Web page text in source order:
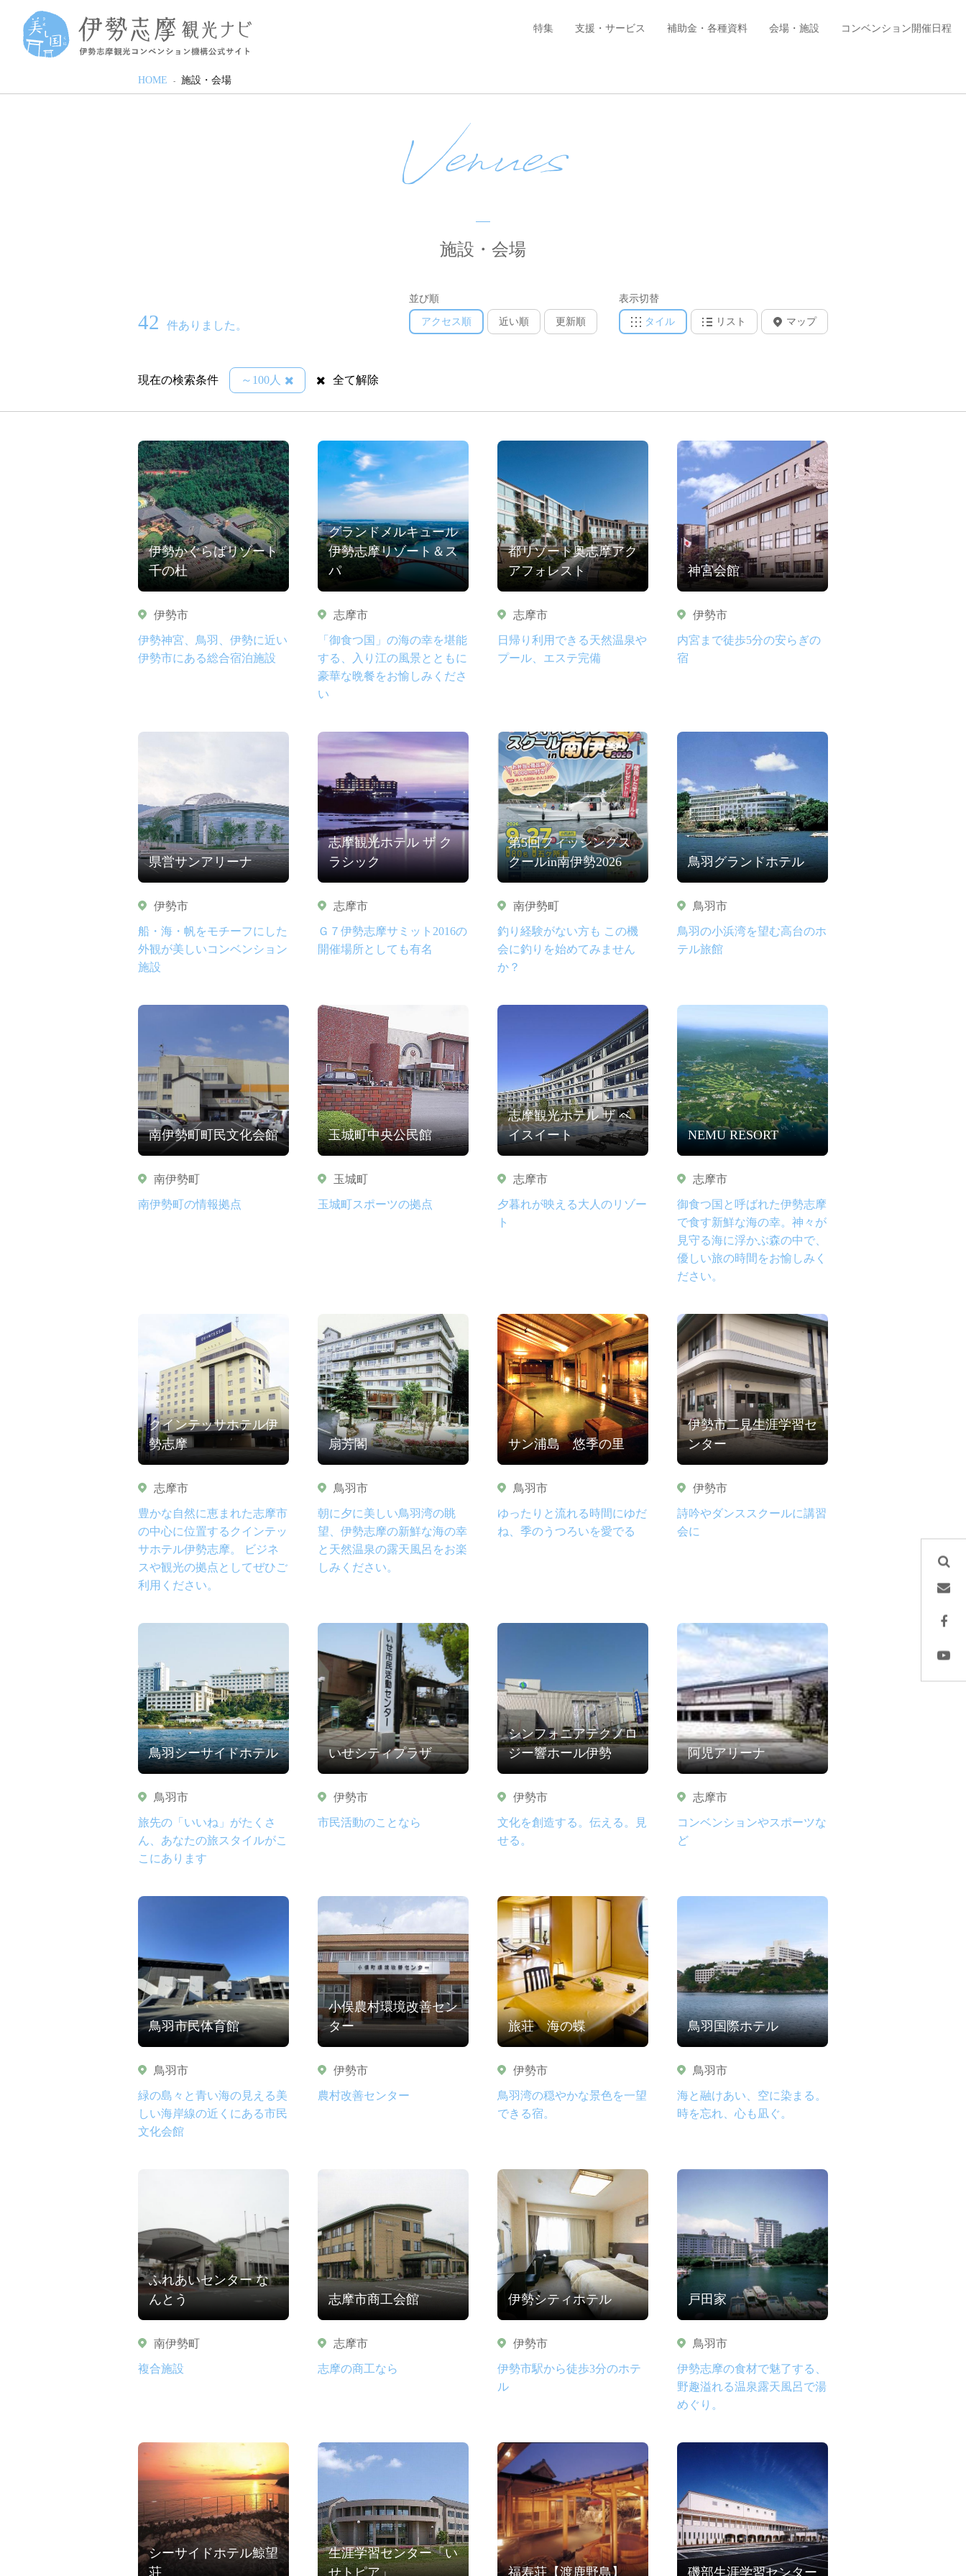
特集 支援・サービス 補助金・各種資料 会場・施設 コンベンション開催日程
HOME 施設・会場
Venues
施設・会場
42 件ありました。
並び順
アクセス順 近い順 更新順
表示切替
タイル リスト マップ
現在の検索条件 ～100人 全て解除
伊勢かぐらばリゾート
千の杜
伊勢市
伊勢神宮、鳥羽、伊勢に近い
伊勢市にある総合宿泊施設
グランドメルキュール
伊勢志摩リゾート＆ス
パ
志摩市
「御食つ国」の海の幸を堪能
する、入り江の風景とともに
豪華な晩餐をお愉しみくださ
い
都リゾート奥志摩アク
アフォレスト
志摩市
日帰り利用できる天然温泉や
プール、エステ完備
神宮会館
伊勢市
内宮まで徒歩5分の安らぎの
宿
県営サンアリーナ
伊勢市
船・海・帆をモチーフにした
外観が美しいコンベンション
施設
志摩観光ホテル ザ ク
ラシック
志摩市
Ｇ７伊勢志摩サミット2016の
開催場所としても有名
第5回フィッシングス
クールin南伊勢2026
南伊勢町
釣り経験がない方も この機
会に釣りを始めてみません
か？
鳥羽グランドホテル
鳥羽市
鳥羽の小浜湾を望む高台のホ
テル旅館
南伊勢町町民文化会館
南伊勢町
南伊勢町の情報拠点
玉城町中央公民館
玉城町
玉城町スポーツの拠点
志摩観光ホテル ザ ベ
イスイート
志摩市
夕暮れが映える大人のリゾー
ト
NEMU RESORT
志摩市
御食つ国と呼ばれた伊勢志摩
で食す新鮮な海の幸。神々が
見守る海に浮かぶ森の中で、
優しい旅の時間をお愉しみく
ださい。
クインテッサホテル伊
勢志摩
志摩市
豊かな自然に恵まれた志摩市
の中心に位置するクインテッ
サホテル伊勢志摩。 ビジネ
スや観光の拠点としてぜひご
利用ください。
扇芳閣
鳥羽市
朝に夕に美しい鳥羽湾の眺
望、伊勢志摩の新鮮な海の幸
と天然温泉の露天風呂をお楽
しみください。
サン浦島 悠季の里
鳥羽市
ゆったりと流れる時間にゆだ
ね、季のうつろいを愛でる
伊勢市二見生涯学習セ
ンター
伊勢市
詩吟やダンススクールに講習
会に
鳥羽シーサイドホテル
鳥羽市
旅先の「いいね」がたくさ
ん、あなたの旅スタイルがこ
こにあります
いせシティプラザ
伊勢市
市民活動のことなら
シンフォニアテクノロ
ジー響ホール伊勢
伊勢市
文化を創造する。伝える。見
せる。
阿児アリーナ
志摩市
コンベンションやスポーツな
ど
鳥羽市民体育館
鳥羽市
緑の島々と青い海の見える美
しい海岸線の近くにある市民
文化会館
小俣農村環境改善セン
ター
伊勢市
農村改善センター
旅荘 海の蝶
伊勢市
鳥羽湾の穏やかな景色を一望
できる宿。
鳥羽国際ホテル
鳥羽市
海と融けあい、空に染まる。
時を忘れ、心も凪ぐ。
ふれあいセンター な
んとう
南伊勢町
複合施設
志摩市商工会館
志摩市
志摩の商工なら
伊勢シティホテル
伊勢市
伊勢市駅から徒歩3分のホテ
ル
戸田家
鳥羽市
伊勢志摩の食材で魅了する、
野趣溢れる温泉露天風呂で湯
めぐり。
シーサイドホテル鯨望
荘
生涯学習センター「い
せトピア」
福寿荘【渡鹿野島】 磯部生涯学習センター